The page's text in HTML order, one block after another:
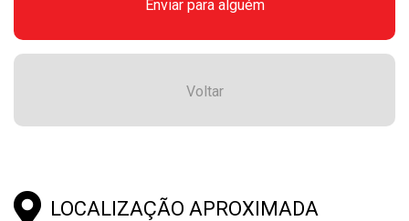
Enviar para alguém
Voltar
LOCALIZAÇÃO APROXIMADA